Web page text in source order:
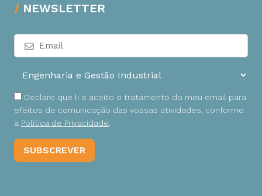
NEWSLETTER
Declaro que li e aceito o tratamento do meu email para
efeitos de comunicação das vossas atividades, conforme
a Política de Privacidade